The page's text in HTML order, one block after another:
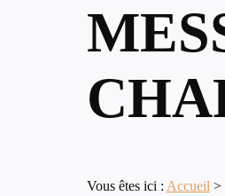
Vous êtes ici : Accueil >